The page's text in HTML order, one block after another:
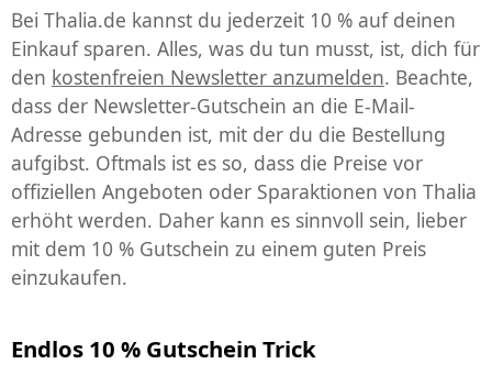
Bei Thalia.de kannst du jederzeit 10 % auf deinen
Einkauf sparen. Alles, was du tun musst, ist, dich für
den kostenfreien Newsletter anzumelden. Beachte,
dass der Newsletter-Gutschein an die E-Mail-
Adresse gebunden ist, mit der du die Bestellung
aufgibst. Oftmals ist es so, dass die Preise vor
offiziellen Angeboten oder Sparaktionen von Thalia
erhöht werden. Daher kann es sinnvoll sein, lieber
mit dem 10 % Gutschein zu einem guten Preis
einzukaufen.
Endlos 10 % Gutschein Trick